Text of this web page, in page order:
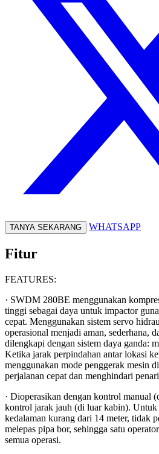
TANYA SEKARANG WHATSAPP
Fitur
FEATURES:
· SWDM 280BE menggunakan
tinggi sebagai daya untuk impactor
cepat. Menggunakan sistem servo
operasional menjadi aman, sederhana,
dilengkapi dengan sistem daya ganda:
Ketika jarak perpindahan antar lokasi
menggunakan mode penggerak mesin
perjalanan cepat dan menghindari
· Dioperasikan dengan kontrol manual
kontrol jarak jauh (di luar kabin). Untuk
kedalaman kurang dari 14 meter, tidak
melepas pipa bor, sehingga satu
semua operasi.